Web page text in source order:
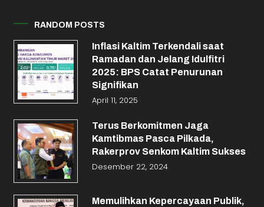
RANDOM POSTS
Inflasi Kaltim Terkendali saat
Ramadan dan Jelang Idulfitri
2025: BPS Catat Penurunan
Signifikan
April 11, 2025
Terus Berkomitmen Jaga
Kamtibmas Pasca Pilkada,
Rakerprov Senkom Kaltim Sukses
Desember 22, 2024
Memulihkan Kepercayaan Publik,